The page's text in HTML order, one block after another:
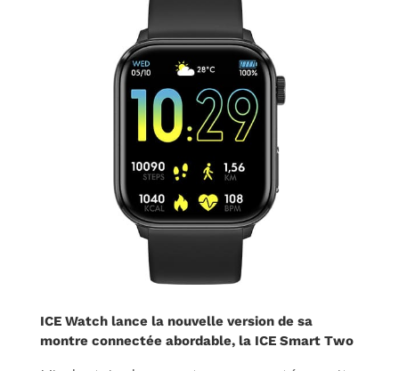
ICE Watch lance la nouvelle version de sa
montre connectée abordable, la ICE Smart Two